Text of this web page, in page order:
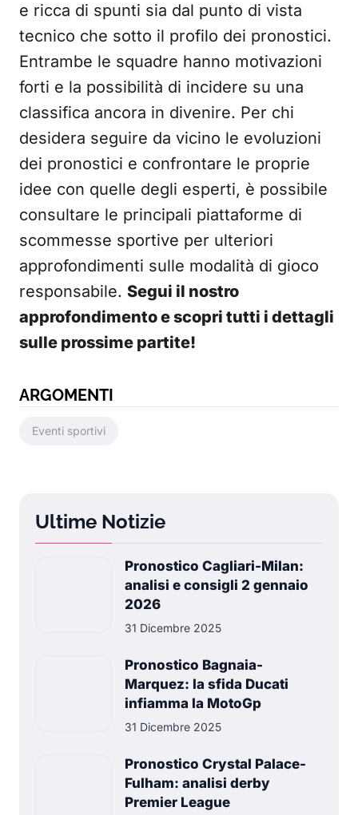
e ricca di spunti sia dal punto di vista
tecnico che sotto il profilo dei pronostici.
Entrambe le squadre hanno motivazioni
forti e la possibilità di incidere su una
classifica ancora in divenire. Per chi
desidera seguire da vicino le evoluzioni
dei pronostici e confrontare le proprie
idee con quelle degli esperti, è possibile
consultare le principali piattaforme di
scommesse sportive per ulteriori
approfondimenti sulle modalità di gioco
responsabile. Segui il nostro
approfondimento e scopri tutti i dettagli
sulle prossime partite!
ARGOMENTI
Eventi sportivi
Ultime Notizie
Pronostico Cagliari-Milan:
analisi e consigli 2 gennaio
2026
31 Dicembre 2025
Pronostico Bagnaia-
Marquez: la sfida Ducati
infiamma la MotoGp
31 Dicembre 2025
Pronostico Crystal Palace-
Fulham: analisi derby
Premier League